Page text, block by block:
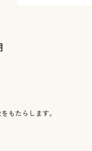
もたらします。